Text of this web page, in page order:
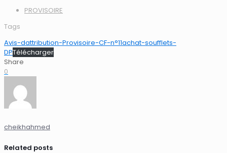
PROVISOIRE
Tags
Avis-dattribution-Provisoire-CF-n°11achat-soufflets-
DPTélécharger
Share
0
cheikhahmed
Related posts